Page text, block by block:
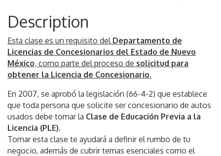
Description
Esta clase es un requisito del Departamento de
Licencias de Concesionarios del Estado de Nuevo
México, como parte del proceso de solicitud para
obtener la Licencia de Concesionario.
En 2007, se aprobó la legislación (66-4-2) que establece
que toda persona que solicite ser concesionario de autos
usados debe tomar la Clase de Educación Previa a la
Licencia (PLE).
Tomar esta clase te ayudará a definir el rumbo de tu
negocio, además de cubrir temas esenciales como el